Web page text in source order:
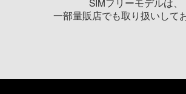
一部量販店でも取り扱いして